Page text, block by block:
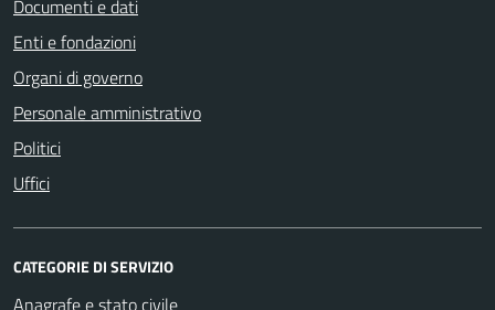
Documenti e dati
Enti e fondazioni
Organi di governo
Personale amministrativo
Politici
Uffici
CATEGORIE DI SERVIZIO
Anagrafe e stato civile